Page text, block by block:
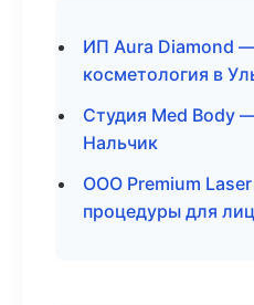
ИП Aura Diamond
косметология в
Студия Med Body
Нальчик
ООО Premium
процедуры для